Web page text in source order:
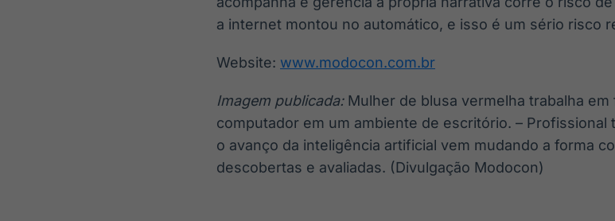
a internet montou no automático, e isso é um sério risco
Website: www.modocon.com.br
Imagem publicada:Mulher de blusa vermelha trabalha
computador em um ambiente de escritório. –
o avanço da inteligência artificial vem mudando a forma
descobertas e avaliadas. (Divulgação Modocon)